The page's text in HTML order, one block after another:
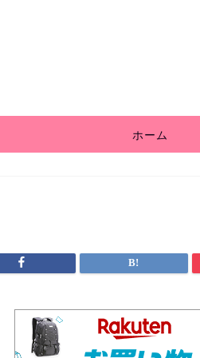
ホーム